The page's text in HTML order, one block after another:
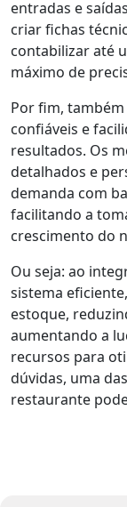
entradas e
criar fichas
contabilizar até
máximo de
Por fim,
confiáveis e
resultados. Os
detalhados e
demanda com
facilitando a
crescimento do
Ou seja: ao
sistema
estoque,
aumentando a
recursos para
dúvidas, uma
restaurante